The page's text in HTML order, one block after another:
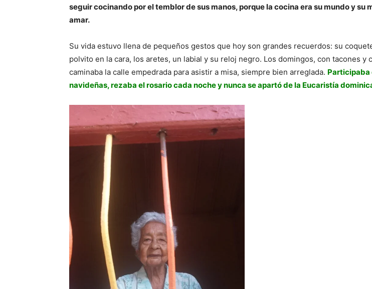
seguir cocinando por el temblor de sus manos, porque la cocina era su mundo y su
amar.
Su vida estuvo llena de pequeños gestos que hoy son grandes recuerdos: su
polvito en la cara, los aretes, un labial y su reloj negro. Los domingos, con tacones y
caminaba la calle empedrada para asistir a misa, siempre bien arreglada. Participaba
navideñas, rezaba el rosario cada noche y nunca se apartó de la Eucaristía